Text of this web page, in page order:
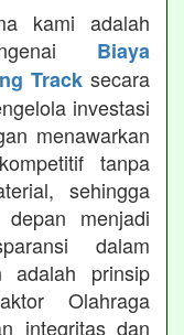
kami adalah
Biaya
Track secara
investasi
menawarkan
tanpa
sehingga
menjadi
dalam
adalah prinsip
Olahraga
integritas dan